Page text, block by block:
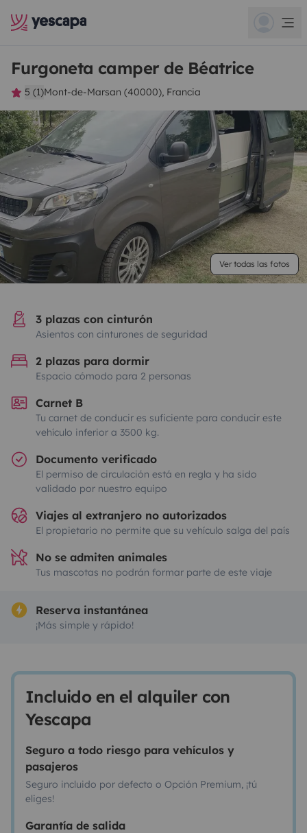
Furgoneta camper de Béatrice
5 (1)Mont-de-Marsan (40000), Francia
Ver todas las fotos
3 plazas con cinturón
Asientos con cinturones de seguridad
2 plazas para dormir
Espacio cómodo para 2 personas
Carnet B
Tu carnet de conducir es suficiente para conducir este
vehículo inferior a 3500 kg.
Documento verificado
El permiso de circulación está en regla y ha sido
validado por nuestro equipo
Viajes al extranjero no autorizados
El propietario no permite que su vehículo salga del país
No se admiten animales
Tus mascotas no podrán formar parte de este viaje
Reserva instantánea
¡Más simple y rápido!
Incluido en el alquiler con
Yescapa
Seguro a todo riesgo para vehículos y
pasajeros
Seguro incluido por defecto o Opción Premium, ¡tú
eliges!
Garantía de salida